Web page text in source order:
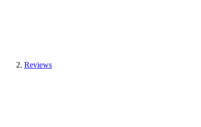
Reviews